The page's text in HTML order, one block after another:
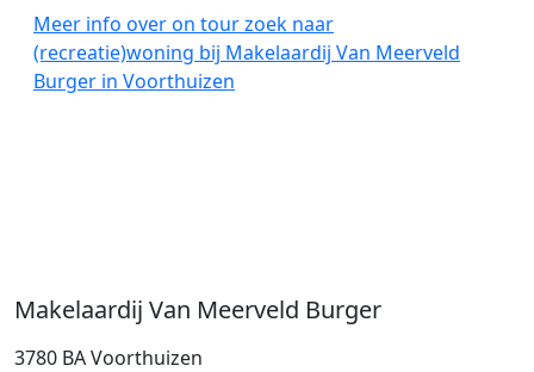
Makelaardij Van Meerveld Burger
3780 BA Voorthuizen
Meer info over on tour zoek naar
(recreatie)woning bij Makelaardij Van Meerveld
Burger in Voorthuizen